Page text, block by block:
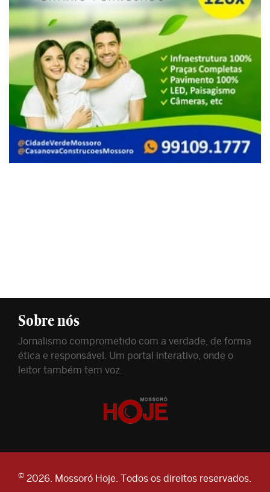
Sobre nós
Jornalismo comprometido com a verdade, de forma
ética e responsável. Um portal interativo, onde o
leitor também tem voz.
© 2026. Mossoró Hoje. Todos os direitos reservados.